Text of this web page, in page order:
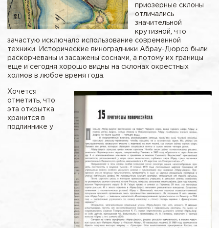
приозерные склоны
отличались
значительной
крутизной, что
зачастую исключало использование современной
техники. Исторические виноградники Абрау-Дюрсо были
раскорчеваны и засажены соснами, а потому их границы
еще и сегодня хорошо видны на склонах окрестных
холмов в любое время года.
Хочется
отметить, что
эта открытка
хранится в
подлиннике у